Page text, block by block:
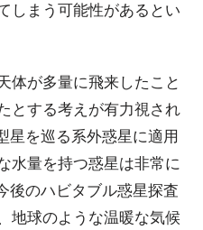
しまう可能性があるとい
体が多量に飛来したこと
とする考えが有力視され
星を巡る系外惑星に適用
水量を持つ惑星は非常に
後のハビタブル惑星探査
地球のような温暖な気候